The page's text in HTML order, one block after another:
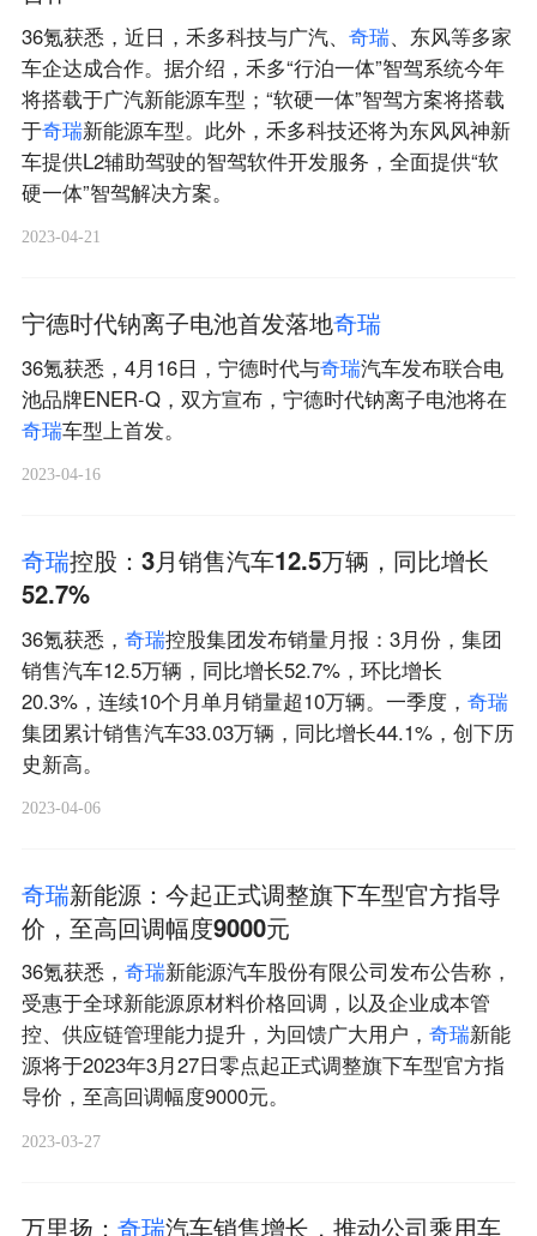
36氪获悉，近日，禾多科技与广汽、 奇瑞、东风等多家
车企达成合作。据介绍，禾多“行泊一体”智驾系统今年
将搭载于广汽新能源车型；“软硬一体”智驾方案将搭载
于奇瑞新能源车型。此外，禾多科技还将为东风风神新
车提供L2辅助驾驶的智驾软件开发服务，全面提供“软
硬一体”智驾解决方案。
2023-04-21
宁德时代钠离子电池首发落地奇瑞
36氪获悉，4月16日，宁德时代与奇瑞汽车发布联合电
池品牌ENER-Q，双方宣布，宁德时代钠离子电池将在
奇瑞车型上首发。
2023-04-16
奇瑞控股：3月销售汽车12.5万辆，同比增长
52.7%
36氪获悉， 奇瑞控股集团发布销量月报：3月份，集团
销售汽车12.5万辆，同比增长52.7%，环比增长
20.3%，连续10个月单月销量超10万辆。一季度， 奇瑞
集团累计销售汽车33.03万辆，同比增长44.1%，创下历
史新高。
2023-04-06
奇瑞新能源：今起正式调整旗下车型官方指导
价，至高回调幅度9000元
36氪获悉， 奇瑞新能源汽车股份有限公司发布公告称，
受惠于全球新能源原材料价格回调，以及企业成本管
控、供应链管理能力提升，为回馈广大用户， 奇瑞新能
源将于2023年3月27日零点起正式调整旗下车型官方指
导价，至高回调幅度9000元。
2023-03-27
万里扬： 奇瑞汽车销售增长，推动公司乘用车